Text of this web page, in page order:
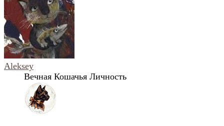
Aleksey
Вечная Кошачья Личность